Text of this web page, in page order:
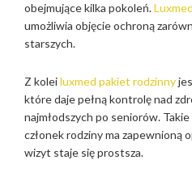
obejmujące kilka pokoleń.
umożliwia objęcie ochroną
starszych.
Z koleiluxmed pakiet rodzinny
które daje pełną kontrolę nad
najmłodszych po seniorów.
członek rodziny ma zapewnioną
wizyt staje się prostsza.